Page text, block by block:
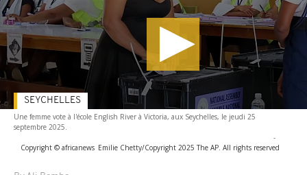
Une femme vote à l'école English River à Victoria, aux Seychelles, le jeudi 25
septembre 2025.
-
Copyright © africanews Emilie Chetty/Copyright 2025 The AP. All rights reserved
SEYCHELLES